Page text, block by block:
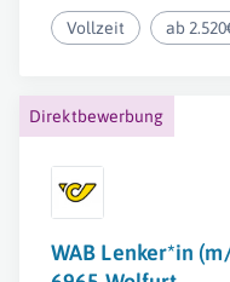
Vollzeit ab
Direktbewerbung
WAB Lenker*in